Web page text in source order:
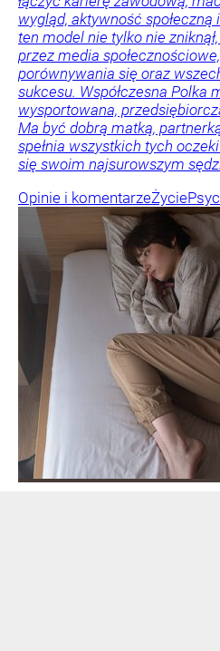
wygląd, aktywność
ten model nie tylko nie
przez media
porównywania się oraz
sukcesu. Współczesna Polka
wysportowana,
Ma być dobrą matką,
spełnia wszystkich tych
się swoim najsurowszym
Opinie i komentarzeŻycie